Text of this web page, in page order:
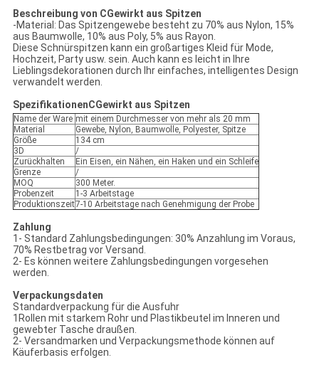
Beschreibung von CGewirkt aus Spitzen
-Material: Das Spitzengewebe besteht zu 70% aus Nylon, 15%
aus Baumwolle, 10% aus Poly, 5% aus Rayon.
Diese Schnürspitzen kann ein großartiges Kleid für Mode,
Hochzeit, Party usw. sein. Auch kann es leicht in Ihre
Lieblingsdekorationen durch Ihr einfaches, intelligentes Design
verwandelt werden.
SpezifikationenCGewirkt aus Spitzen
Name der Ware mit einem Durchmesser von mehr als 20 mm
Material
Gewebe, Nylon, Baumwolle, Polyester, Spitze
Größe
134 cm
3D
/
Zurückhalten
Ein Eisen, ein Nähen, ein Haken und ein Schleife
Grenze
/
MOQ
300 Meter.
Probenzeit
1-3 Arbeitstage
Produktionszeit7-10 Arbeitstage nach Genehmigung der Probe
Zahlung
1- Standard Zahlungsbedingungen: 30% Anzahlung im Voraus,
70% Restbetrag vor Versand.
2- Es können weitere Zahlungsbedingungen vorgesehen
werden.
Verpackungsdaten
Standardverpackung für die Ausfuhr
1Rollen mit starkem Rohr und Plastikbeutel im Inneren und
gewebter Tasche draußen.
2- Versandmarken und Verpackungsmethode können auf
Käuferbasis erfolgen.